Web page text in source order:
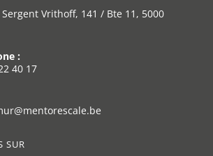
Vrithoff, 141 / Bte 11, 5000
:
40 17
SUR